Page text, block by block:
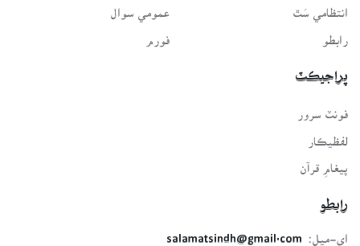
انتظامي سَٿ
رابطو
عمومي سوال
پراجيڪٽ
فونٽ سرور
لفظيڪار
پيغامِ قرآن
رابطو
اي-ميل:
salamatsindh@gmail.com